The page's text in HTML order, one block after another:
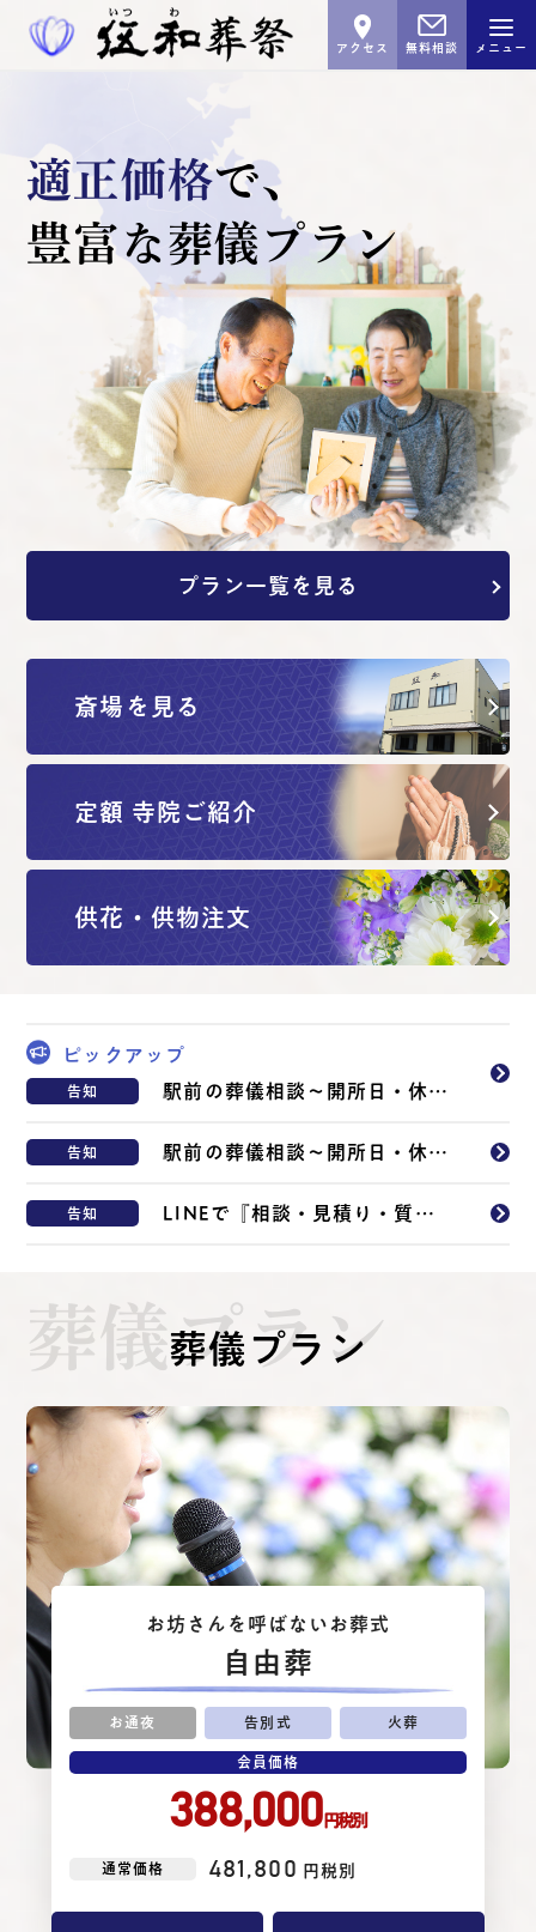
メニュー
無料相談
アクセス
適正価格で､
豊富な葬儀プラン
プラン一覧を見る
斎場を見る
定額 寺院ご紹介
供花・供物注文
ピックアップ
告知 駅前の葬儀相談～開所日・休館日～
告知 駅前の葬儀相談～開所日・休館日～
告知 LINEで『相談・見積り・質問』
葬儀プラン
葬儀プラン
⾃由葬
お坊さんを呼ばないお葬式
お通夜 告別式 火葬
会員価格
388,000円税別
通常価格 481,800 円税別